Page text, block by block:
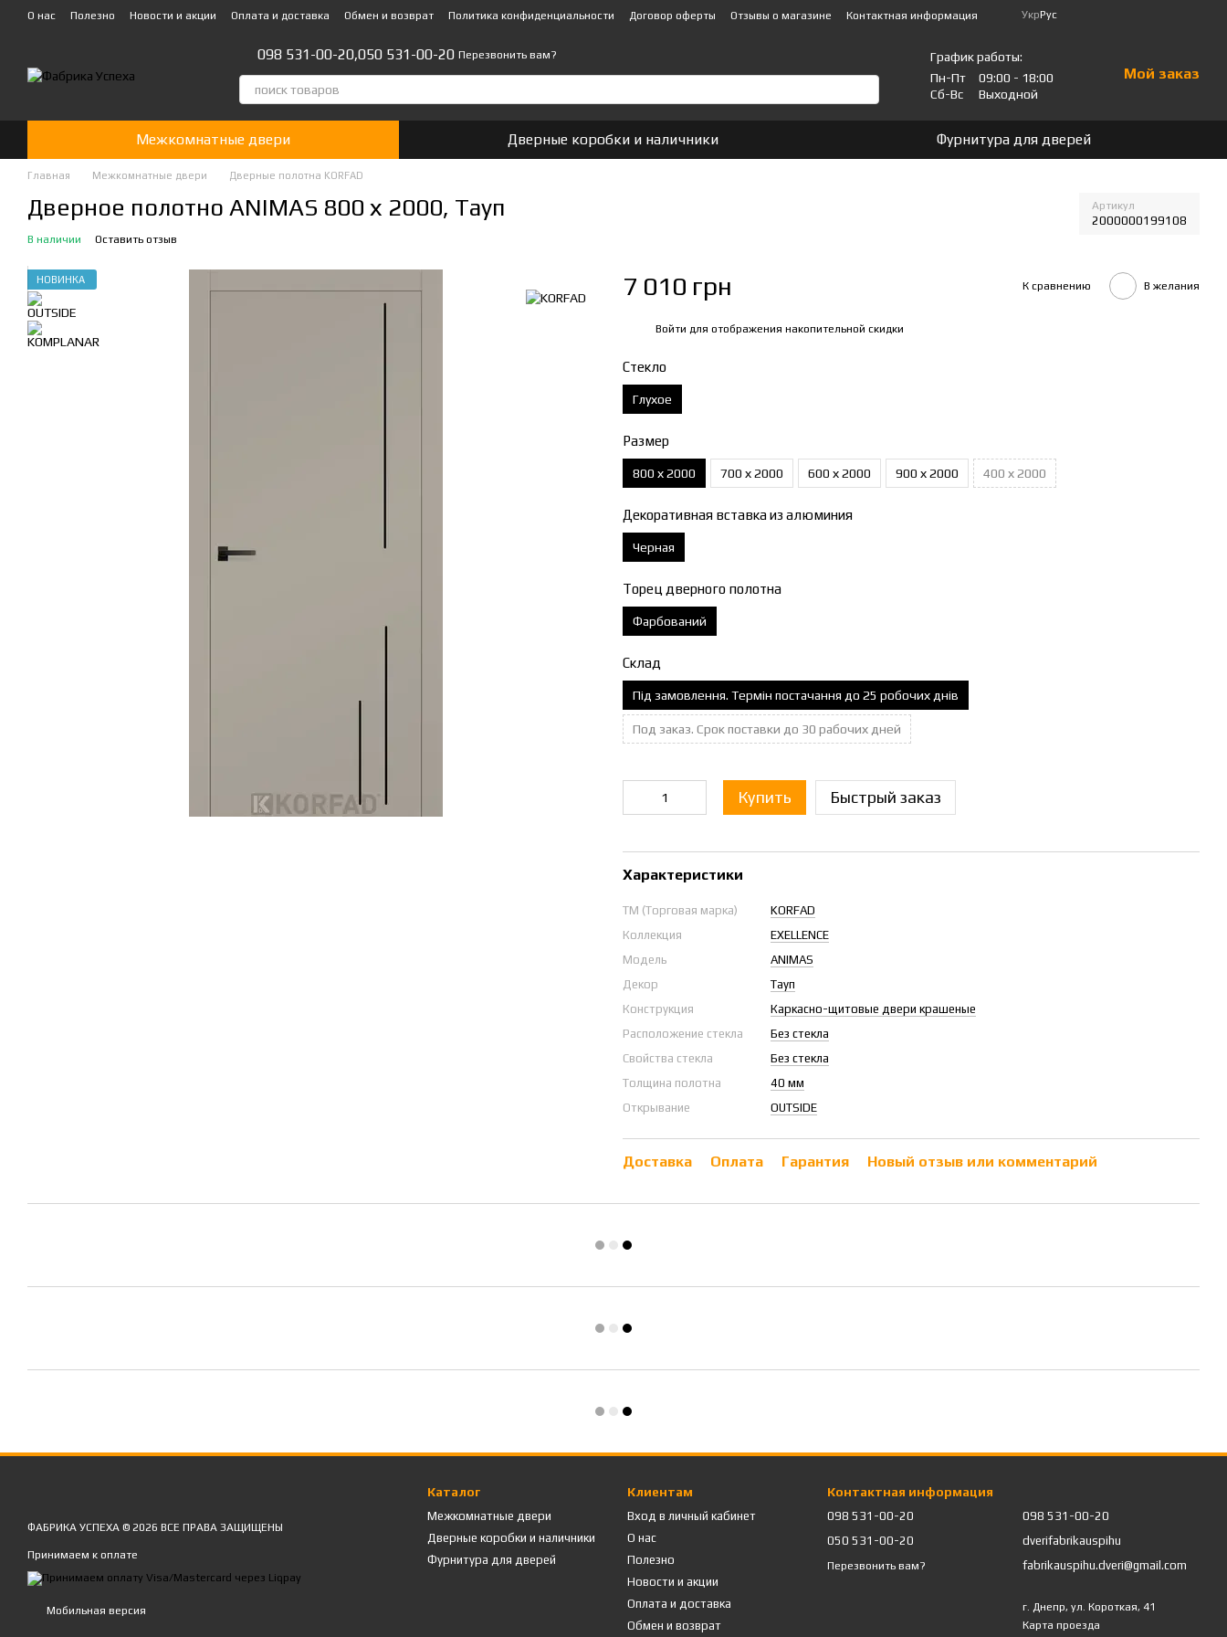
Перейти к основному контенту
О нас Полезно Новости и акции Оплата и доставка Обмен и возврат Политика конфиденциальности Договор оферты Отзывы о магазине
Контактная информация
УкрРус
098 531-00-20,050 531-00-20 Перезвонить вам?
График работы:
Пн-Пт
09:00 - 18:00
Сб-Вс
Выходной
Мой заказ
Межкомнатные двери Дверные коробки и наличники Фурнитура для дверей
Главная Межкомнатные двери Дверные полотна KORFAD
Дверное полотно ANIMAS 800 х 2000, Тауп Артикул
2000000199108
В наличии Оставить отзыв
НОВИНКА 7 010 грн К сравнению В желания
Войти для отображения накопительной скидки
Стекло
Глухое
Размер
800 х 2000 700 х 2000 600 х 2000 900 х 2000 400 х 2000
Декоративная вставка из алюминия
Черная
Торец дверного полотна
Фарбований
Склад
Під замовлення. Термін постачання до 25 робочих днів
Под заказ. Срок поставки до 30 рабочих дней
Купить Быстрый заказ
Характеристики
ТМ (Торговая марка)
KORFAD
Коллекция
EXELLENCE
Модель
ANIMAS
Декор
Тауп
Конструкция
Каркасно-щитовые двери крашеные
Расположение стекла
Без стекла
Свойства стекла
Без стекла
Толщина полотна
40 мм
Открывание
OUTSIDE
Доставка Оплата Гарантия Новый отзыв или комментарий
ФАБРИКА УСПЕХА © 2026 ВСЕ ПРАВА ЗАЩИЩЕНЫ
Принимаем к оплате
Мобильная версия
Каталог
Межкомнатные двери
Дверные коробки и наличники
Фурнитура для дверей
Клиентам
Вход в личный кабинет
О нас
Полезно
Новости и акции
Оплата и доставка
Обмен и возврат
Контактная информация
098 531-00-20
050 531-00-20
Перезвонить вам?
098 531-00-20
dverifabrikauspihu
fabrikauspihu.dveri@gmail.com
г. Днепр, ул. Короткая, 41
Карта проезда